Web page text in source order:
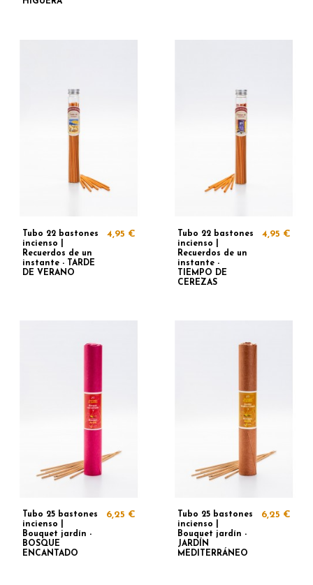
Tubo 22 bastones
incienso |
Recuerdos de un
instante - TARDE
DE VERANO
4,95 €
Tubo 22 bastones
incienso |
Recuerdos de un
instante -
TIEMPO DE
CEREZAS
4,95 €
Tubo 25 bastones
incienso |
Bouquet jardín -
BOSQUE
ENCANTADO
6,25 €
Tubo 25 bastones
incienso |
Bouquet jardín -
JARDÍN
MEDITERRÁNEO
6,25 €